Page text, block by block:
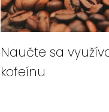
Naučte sa
kofeínu